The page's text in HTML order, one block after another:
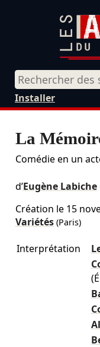
Installer
La
Comédie en un
d’Eugène Labiche
Création le 15
Variétés(Paris)
Interprétation